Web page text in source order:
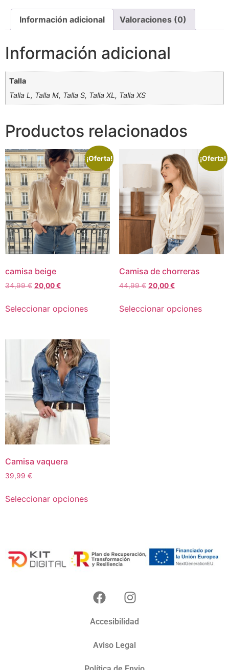
Información adicional Valoraciones (0)
Información adicional
Talla
Talla L, Talla M, Talla S, Talla XL, Talla XS
Productos relacionados
¡Oferta!
camisa beige
34,99€ 20,00€
Seleccionar opciones
¡Oferta!
Camisa de chorreras
44,99€ 20,00€
Seleccionar opciones
Camisa vaquera
39,99 €
Seleccionar opciones
Accesibilidad
Aviso Legal